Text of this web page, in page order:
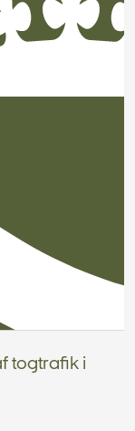
togtrafik i